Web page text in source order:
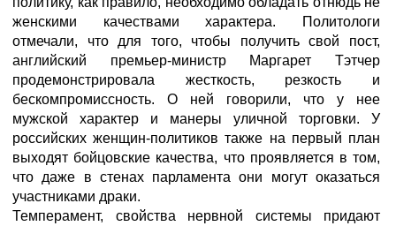
женскими качествами характера. Политологи
отмечали, что для того, чтобы получить свой пост,
английский премьер-министр Маргарет Тэтчер
продемонстрировала жесткость, резкость и
бескомпромиссность. О ней говорили, что у нее
мужской характер и манеры уличной торговки. У
российских женщин-политиков также на первый план
выходят бойцовские качества, что проявляется в том,
что даже в стенах парламента они могут оказаться
участниками драки.
Темперамент, свойства нервной системы придают